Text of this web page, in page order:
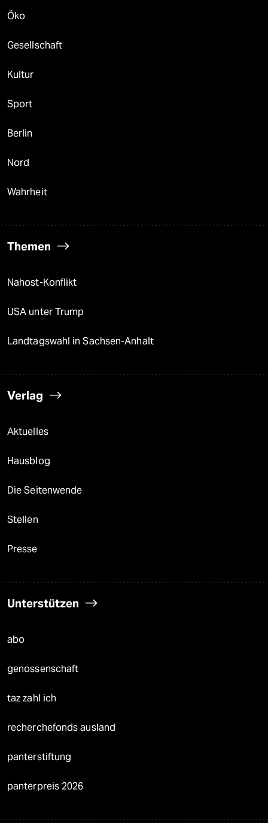
Öko
Gesellschaft
Kultur
Sport
Berlin
Nord
Wahrheit
Themen
Nahost-Konflikt
USA unter Trump
Landtagswahl in Sachsen-Anhalt
Verlag
Aktuelles
Hausblog
Die Seitenwende
Stellen
Presse
Unterstützen
abo
genossenschaft
taz zahl ich
recherchefonds ausland
panterstiftung
panterpreis 2026